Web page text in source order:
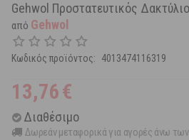
Gehwol Προστατευτικός
από Gehwol
Κωδικός προϊόντος: 4013474116319
13,76€
Διαθέσιμο
Δωρεάν μεταφορικά για αγορές άνω